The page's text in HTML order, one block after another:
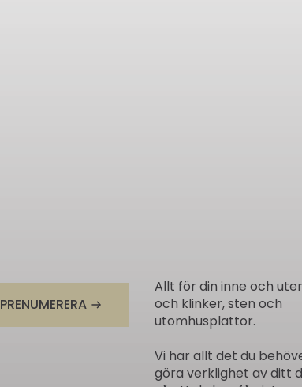
PRENUMERERA
Allt för din inne och
och klinker, sten och
utomhusplattor.
Vi har allt det du
göra verklighet av ditt